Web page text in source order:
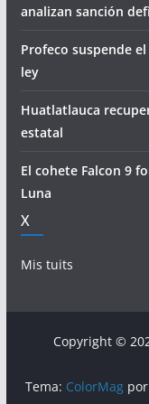
analizan sanción
Profeco suspende
ley
Huatlatlauca
estatal
El cohete Falcon 9
Luna
X
Mis tuits
Copyright ©
Tema: ColorMag